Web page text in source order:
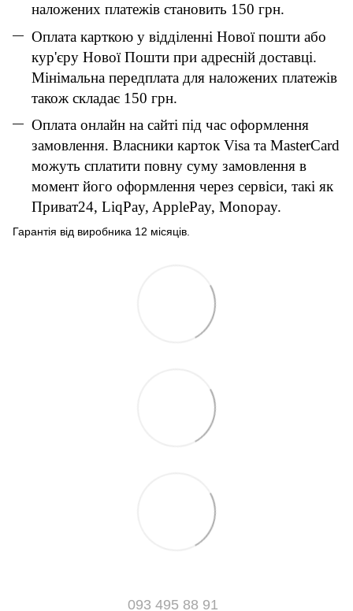
наложених платежів становить 150 грн.
Оплата карткою у відділенні Нової пошти або
кур'єру Нової Пошти при адресній доставці.
Мінімальна передплата для наложених платежів
також складає 150 грн.
Оплата онлайн на сайті під час оформлення
замовлення. Власники карток Visa та MasterCard
можуть сплатити повну суму замовлення в
момент його оформлення через сервіси, такі як
Приват24, LiqPay, ApplePay, Monopay.
Гарантія від виробника 12 місяців.
093 495 88 91